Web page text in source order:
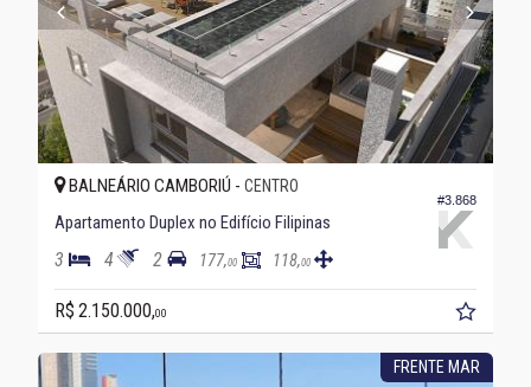
#3.868
BALNEÁRIO CAMBORIÚ - CENTRO
Apartamento Duplex no Edifício Filipinas
3 4 2 177,00 118,00
R$ 2.150.000,00
FRENTE MAR